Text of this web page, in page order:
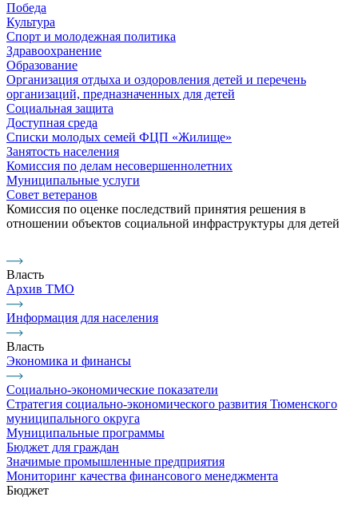
Победа
Культура
Спорт и молодежная политика
Здравоохранение
Образование
Организация отдыха и оздоровления детей и перечень
организаций, предназначенных для детей
Социальная защита
Доступная среда
Списки молодых семей ФЦП «Жилище»
Занятость населения
Комиссия по делам несовершеннолетних
Муниципальные услуги
Совет ветеранов
Комиссия по оценке последствий принятия решения в
отношении объектов социальной инфраструктуры для детей
Власть
Архив ТМО
Информация для населения
Власть
Экономика и финансы
Социально-экономические показатели
Стратегия социально-экономического развития Тюменского
муниципального округа
Муниципальные программы
Бюджет для граждан
Значимые промышленные предприятия
Мониторинг качества финансового менеджмента
Бюджет